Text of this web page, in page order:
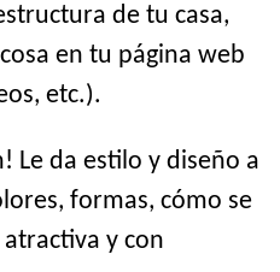
de tu casa,
en tu página web
etc.).
Le da estilo y diseño a
formas, cómo se
y con